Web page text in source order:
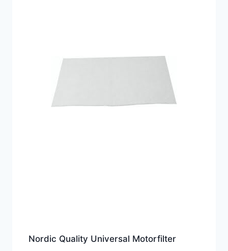
Nordic Quality Universal Motorfilter